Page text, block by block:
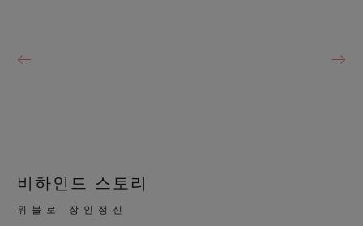
비하인드 스토리
위블로 장인정신